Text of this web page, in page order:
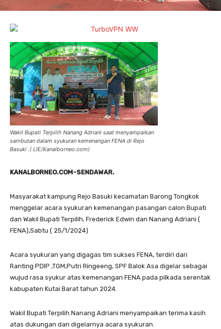
Wakil Bupati Terpilih Nanang Adriani saat menyampaikan
sambutan dalam syukuran kemenangan FENA di Rejo
Basuki .( LIE/Kanalborneo.com)
KANALBORNEO.COM-SENDAWAR.
Masyarakat kampung Rejo Basuki kecamatan Barong Tongkok
menggelar acara syukuran kemenangan pasangan calon Bupati
dan Wakil Bupati Terpilih, Frederick Edwin dan Nanang Adriani (
FENA),Sabtu ( 25/1/2024)
Acara syukuran yang digagas tim sukses FENA, terdiri dari
Ranting PDIP ,TGM,Putri Ringeeng, SPF Balok Asa digelar sebagai
wujud rasa syukur atas kemenangan FENA pada pilkada serentak
kabupaten Kutai Barat tahun 2024.
Wakil Bupati Terpilih Nanang Adriani menyampaikan terima kasih
atas dukungan dan digelarnya acara syukuran.